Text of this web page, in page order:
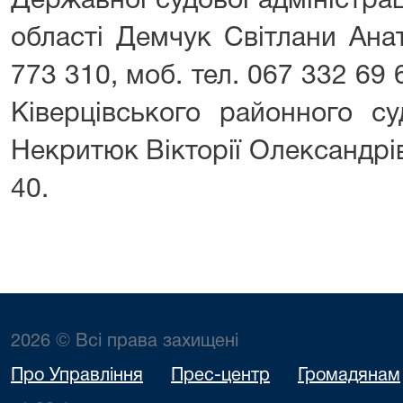
області Демчук Світлани
773 310, моб. тел. 067 332 69
Ківерцівського районного
Некритюк Вікторії
40.
2026 © Всі права захищені
Про Управління Прес-центр Громадянам